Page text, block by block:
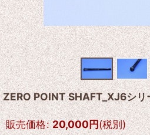
ZERO POINT SHAFT_XJ6シ
販売価格: 20,000円(税別)